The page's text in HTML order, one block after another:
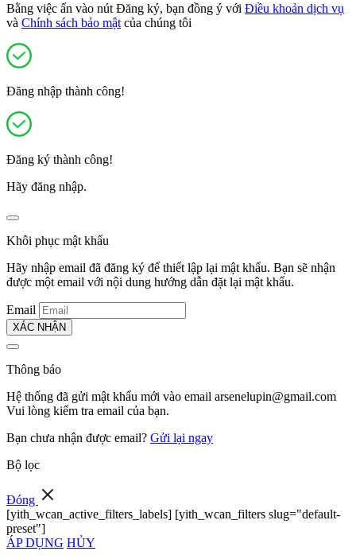
Bằng việc ấn vào nút Đăng ký, bạn đồng ý với Điều khoản dịch vụ
và Chính sách bảo mật của chúng tôi
Đăng nhập thành công!
Đăng ký thành công!
Hãy đăng nhập.
Khôi phục mật khẩu
Hãy nhập email đã đăng ký để thiết lập lại mật khẩu. Bạn sẽ nhận
được một email với nội dung hướng dẫn đặt lại mật khẩu.
Email
XÁC NHẬN
Thông báo
Hệ thống đã gửi mật khẩu mới vào email arsenelupin@gmail.com
Vui lòng kiểm tra email của bạn.
Bạn chưa nhận được email? Gửi lại ngay
Bộ lọc
Đóng
[yith_wcan_active_filters_labels] [yith_wcan_filters slug="default-
preset"]
ÁP DỤNG HỦY